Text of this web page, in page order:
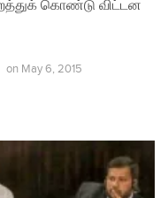
கொண்டு விட்டன
on May 6, 2015